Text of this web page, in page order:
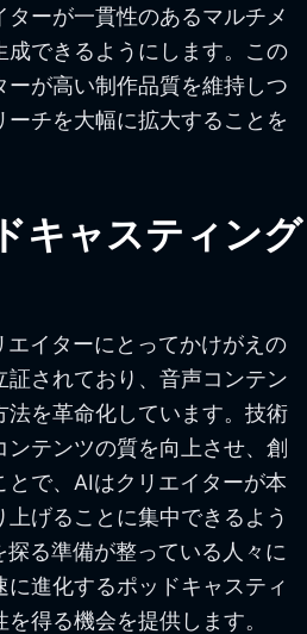
ターが一貫性のあるマルチメ
成できるようにします。この
が高い制作品質を維持しつ
チを大幅に拡大することを
キャスティング
イターにとってかけがえの
されており、音声コンテン
法を革命化しています。技術
テンツの質を向上させ、創
で、AIはクリエイターが本
げることに集中できるよう
る準備が整っている人々に
に進化するポッドキャスティ
得る機会を提供します。